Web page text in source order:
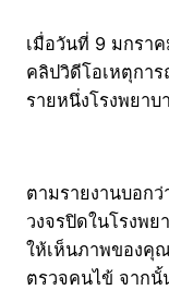
เมื่อวันที่ 9 มกรา
คลิปวิดีโอเหตุกา
รายหนึ่งโรงพยาบ
ตามรายงานบอก
วงจรปิดในโรงพ
ให้เห็นภาพของคุ
ตรวจคนไข้ จากนั้